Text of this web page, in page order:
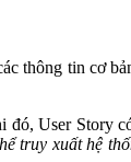
thông tin cơ
đó, User Story
truy xuất hệ